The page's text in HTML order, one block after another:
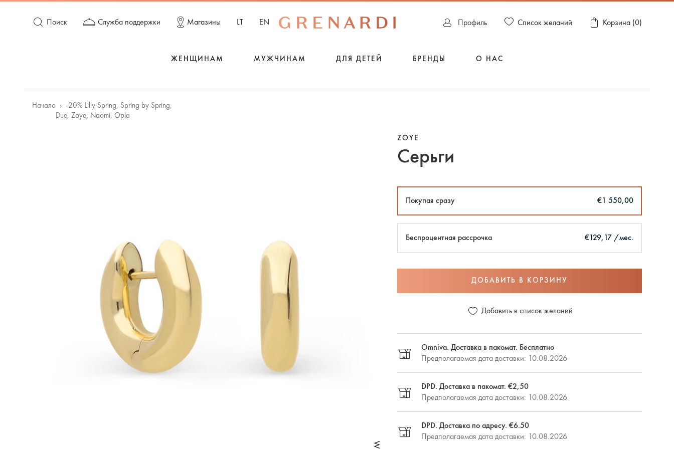
Пpофиль Список желаний Корзина (0)
Поиск Служба поддержки Магазины LT EN
ЖЕНЩИНАМ МУЖЧИНАМ ДЛЯ ДЕТЕЙ БРЕНДЫ О НАС
Начало
-20% Lilly Spring, Spring by Spring,
Due, Zoye, Naomi, Opla
ZOYE
Серьги
Покупая сразу €1 550,00
Беспроцентная рассрочка €129,17 /мес.
ДОБАВИТЬ В КОРЗИНУ
Добавить в список желаний
Omniva. Доставка в пакомат. Бесплатно
Предполагаемая дата доставки: 10.08.2026
DPD. Доставка в пакомат. €2,50
Предполагаемая дата доставки: 10.08.2026
DPD. Доставка по адресу. €6.50
Предполагаемая дата доставки: 10.08.2026